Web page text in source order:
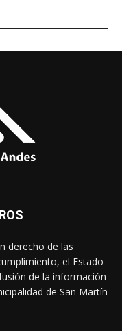
derecho de las
el Estado
de la información
de San Martín